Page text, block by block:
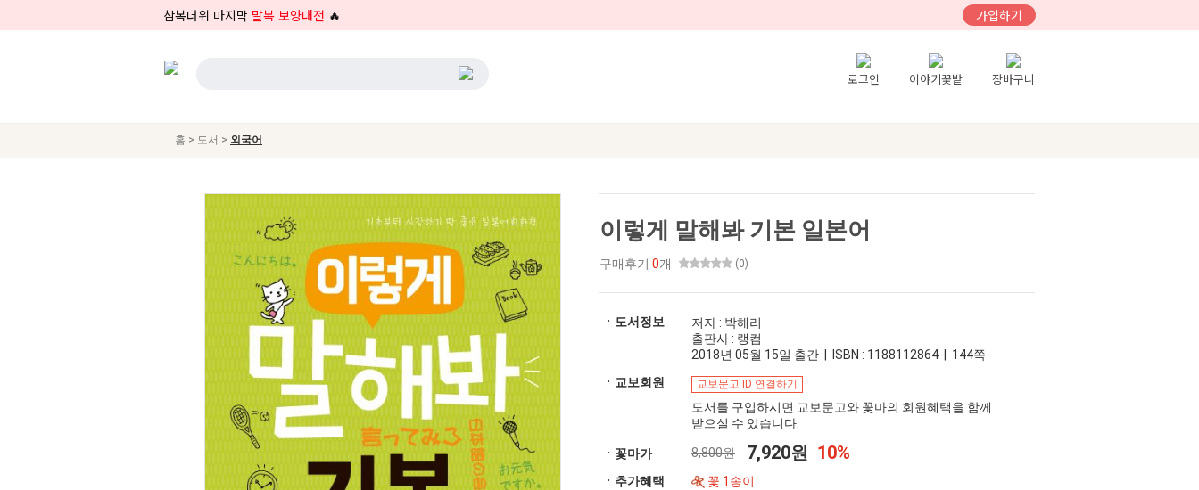
삼복더위 마지막 말복 보양대전 🔥 가입하기
로그인 이야기꽃밭 장바구니
홈 > 도서 > 외국어
이렇게 말해봐 기본 일본어
구매후기 0개 (0)
ㆍ도서정보
저자 : 박해리
출판사 : 랭컴
2018년 05월 15일 출간 | ISBN : 1188112864 | 144쪽
ㆍ교보회원
교보문고 ID 연결하기
도서를 구입하시면 교보문고와 꽃마의 회원혜택을 함께
받으실 수 있습니다.
ㆍ꽃마가 8,800원 7,920원 10%
ㆍ추가혜택 꽃 1송이